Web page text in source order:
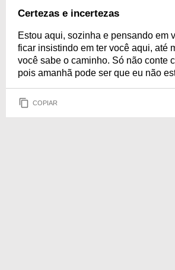
Certezas e incertezas
Estou aqui, sozinha e pensando em
ficar insistindo em ter você aqui, até
você sabe o caminho. Só não conte
pois amanhã pode ser que eu não
COPIAR